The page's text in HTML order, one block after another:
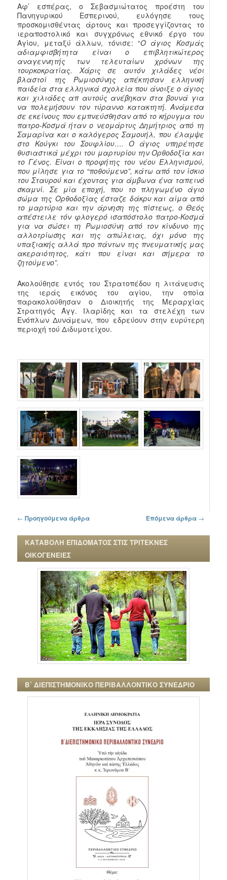
Αφ’ εσπέρας, ο Σεβασμιώτατος προέστη του
Πανηγυρικού Εσπερινού, ευλόγησε τους
προσκομισθέντας άρτους και προσεγγίζοντας το
ιεραποστολικό και συγχρόνως εθνικό έργο του
Αγίου, μεταξύ άλλων, τόνισε: “Ο άγιος Κοσμάς
αδιαμφισβήτητα είναι ο επιβλητικώτερος
αναγεννητής των τελευταίων χρόνων της
τουρκοκρατίας. Χάρις σε αυτόν χιλάδες νέοι
βλαστοί της Ρωμιοσύνης απέκτησαν ελληνική
παιδεία στα ελληνικά σχολεία που άνοιξε ο άγιος
και χιλιάδες απ αυτούς ανέβηκαν στα βουνά για
να πολεμήσουν τον τύραννο κατακτητή. Ανάμεσα
σε εκείνους που εμπνεύσθησαν από το κήρυγμα του
πατρο-Κοσμά ήταν ο νεομάρτυς Δημήτριος από τη
Σαμαρίνα και ο καλόγερος Σαμουήλ, που έλαμψε
στο Κούγκι του Σουφλίου…. Ο άγιος υπηρέτησε
θυσιαστικά μέχρι του μαρτυρίου την Ορθοδοξία και
το Γένος. Είναι ο προφήτης του νέου Ελληνισμού,
που μίλησε για το “ποθούμενο”, κάτω από τον ίσκιο
του Σταυρού και έχοντας για άμβωνα ένα ταπεινό
σκαμνί. Σε μία εποχή, που το πληγωμένο άγιο
σώμα της Ορθοδοξίας έσταζε δάκρυ και αίμα από
το μαρτύριο και την άρνηση της πίστεως, ο Θεός
απέστειλε τόν φλογερό ισαπόστολο πατρο-Κοσμά
για να σώσει τη Ρωμιοσύνη από τον κίνδυνο της
αλλοτρίωσης και της απώλειας, όχι μόνο της
υπαξιακής αλλά προ πάντων της πνευματικής μας
ακεραιότητος, κάτι που είναι και σήμερα το
ζητούμενο”.
Ακολούθησε εντός του Στρατοπέδου η λιτάνευσις
της ιεράς εικόνος του αγίου, την οποία
παρακολούθησαν ο Διοικητής της Μεραρχίας
Στρατηγός Άγγ. Ιλαρίδης και τα στελέχη των
Ενόπλων Δυνάμεων, που εδρεύουν στην ευρύτερη
περιοχή τού Διδυμοτείχου.
Πλοήγηση στα άρθρα
← Προηγούμενα άρθρα Επόμενα άρθρα →
ΚΑΤΑΒΟΛΗ ΕΠΙΔΟΜΑΤΟΣ ΣΤΙΣ ΤΡΙΤΕΚΝΕΣ
ΟΙΚΟΓΕΝΕΙΕΣ
Β΄ ΔΙΕΠΙΣΤΗΜΟΝΙΚΟ ΠΕΡΙΒΑΛΛΟΝΤΙΚΟ ΣΥΝΕΔΡΙΟ